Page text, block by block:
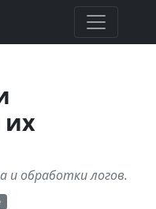
их
и обработки логов.